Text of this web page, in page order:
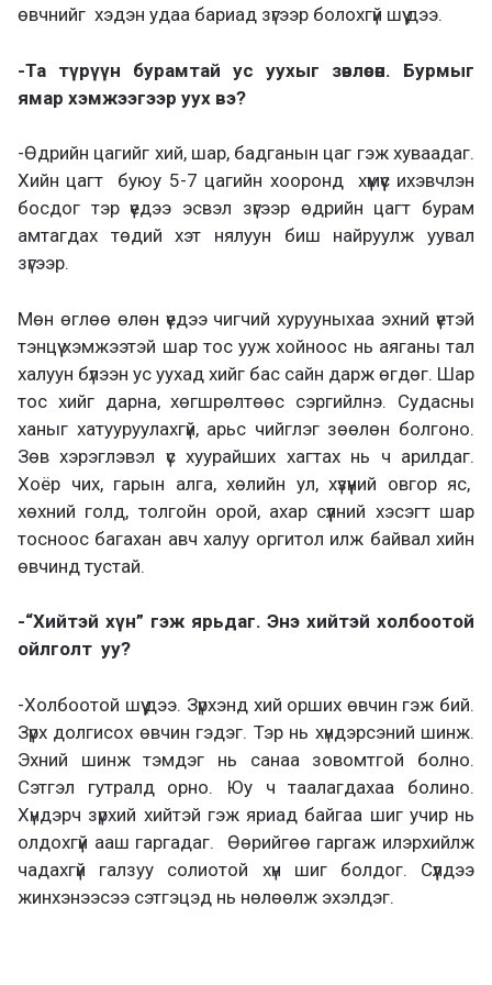
өвчнийг хэдэн удаа бариад зүгээр болохгүй шүү дээ.
-Та түрүүн бурамтай ус уухыг зөвлөсөн. Бурмыг
ямар хэмжээгээр уух вэ?
-Өдрийн цагийг хий, шар, бадганын цаг гэж хуваадаг.
Хийн цагт буюу 5-7 цагийн хооронд хүмүүс ихэвчлэн
босдог тэр үедээ эсвэл зүгээр өдрийн цагт бурам
амтагдах төдий хэт нялуун биш найруулж уувал
зүгээр.
Мөн өглөө өлөн үедээ чигчий хурууныхаа эхний үетэй
тэнцүү хэмжээтэй шар тос ууж хойноос нь аяганы тал
халуун бүлээн ус уухад хийг бас сайн дарж өгдөг. Шар
тос хийг дарна, хөгшрөлтөөс сэргийлнэ. Судасны
ханыг хатууруулахгүй, арьс чийглэг зөөлөн болгоно.
Зөв хэрэглэвэл үс хуурайших хагтах нь ч арилдаг.
Хоёр чих, гарын алга, хөлийн ул, хүзүүний овгор яс,
хөхний голд, толгойн орой, ахар сүүлний хэсэгт шар
тосноос багахан авч халуу оргитол илж байвал хийн
өвчинд тустай.
-“Хийтэй хүн” гэж ярьдаг. Энэ хийтэй холбоотой
ойлголт уу?
-Холбоотой шүү дээ. Зүрхэнд хий орших өвчин гэж бий.
Зүрх долгисох өвчин гэдэг. Тэр нь хүндэрсэний шинж.
Эхний шинж тэмдэг нь санаа зовомтгой болно.
Сэтгэл гутралд орно. Юу ч таалагдахаа болино.
Хүндэрч зүрхий хийтэй гэж яриад байгаа шиг учир нь
олдохгүй ааш гаргадаг. Өөрийгөө гаргаж илэрхийлж
чадахгүй галзуу солиотой хүн шиг болдог. Сүүлдээ
жинхэнээсээ сэтгэцэд нь нөлөөлж эхэлдэг.